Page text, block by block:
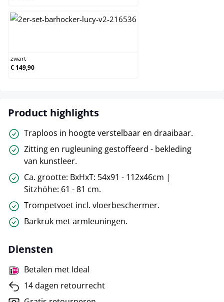
zwart
€ 149,90
Product highlights
Traploos in hoogte verstelbaar en draaibaar.
Zitting en rugleuning gestoffeerd - bekleding
van kunstleer.
Ca. grootte: BxHxT: 54x91 - 112x46cm |
Sitzhöhe: 61 - 81 cm.
Trompetvoet incl. vloerbeschermer.
Barkruk met armleuningen.
Diensten
Betalen met Ideal
14 dagen retourrecht